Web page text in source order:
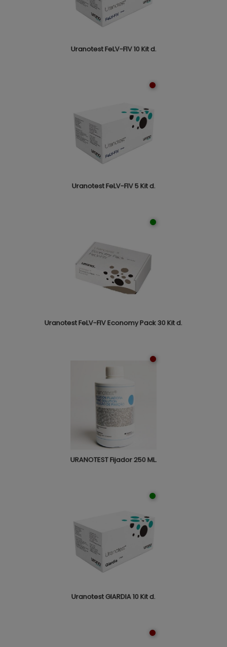
Uranotest FeLV-FIV 10 Kit d.
Uranotest FeLV-FIV 5 Kit d.
Uranotest FeLV-FIV Economy Pack 30 Kit d.
URANOTEST Fijador 250 ML.
Uranotest GIARDIA 10 Kit d.